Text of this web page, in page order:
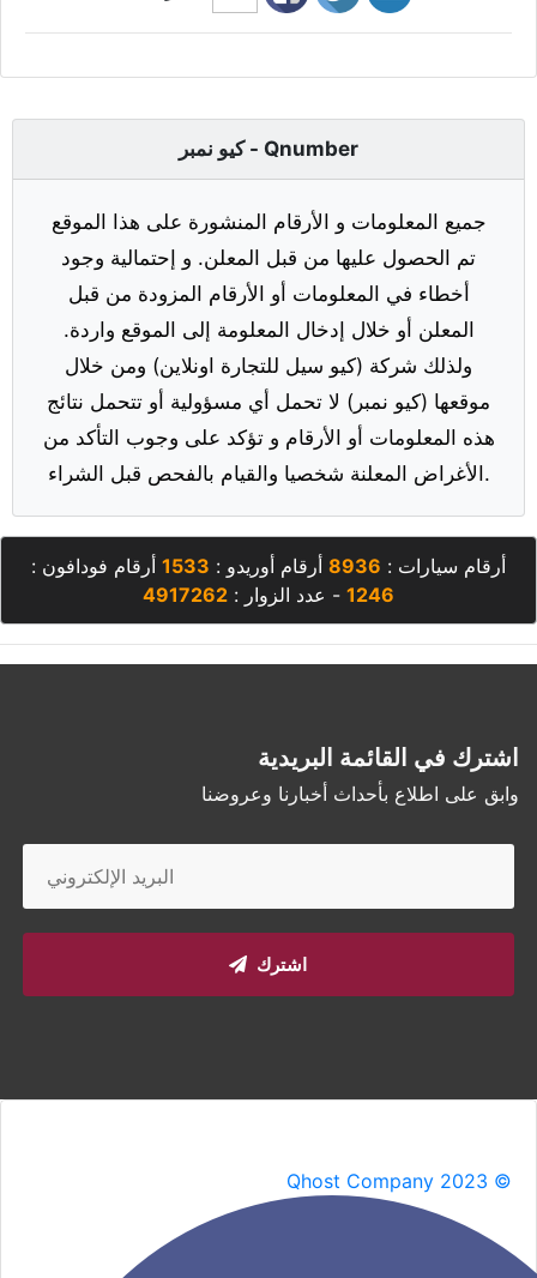
كيو نمبر - Qnumber
جميع المعلومات و الأرقام المنشورة على هذا الموقع
تم الحصول عليها من قبل المعلن. و إحتمالية وجود
أخطاء في المعلومات أو الأرقام المزودة من قبل
المعلن أو خلال إدخال المعلومة إلى الموقع واردة.
ولذلك شركة (كيو سيل للتجارة اونلاين) ومن خلال
موقعها (كيو نمبر) لا تحمل أي مسؤولية أو تتحمل نتائج
هذه المعلومات أو الأرقام و تؤكد على وجوب التأكد من
الأغراض المعلنة شخصيا والقيام بالفحص قبل الشراء.
أرقام سيارات : 8936 أرقام أوريدو : 1533 أرقام فودافون :
1246 - عدد الزوار : 4917262
اشترك في القائمة البريدية
وابق على اطلاع بأحداث أخبارنا وعروضنا
اشترك
Qhost Company 2023 ©